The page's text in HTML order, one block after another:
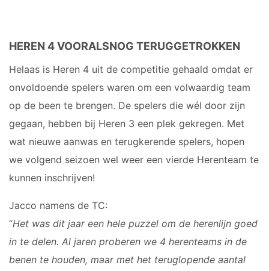
Meisjes B1
Meisjes B3
Meisjes B4
Mix C1
VOLLEYSTARS
Volleystars Level 4-1
Volleystars Level 4-2
Volleystars Level 4-3
Volleystars Level 5-1
HEREN 4 VOORALSNOG TERUGGETROKKEN
Helaas is Heren 4 uit de competitie gehaald omdat er
onvoldoende spelers waren om een volwaardig team
op de been te brengen. De spelers die wél door zijn
gegaan, hebben bij Heren 3 een plek gekregen. Met
wat nieuwe aanwas en terugkerende spelers, hopen
we volgend seizoen wel weer een vierde Herenteam te
kunnen inschrijven!
Jacco namens de TC:
“Het was dit jaar een hele puzzel om de herenlijn goed
in te delen. Al jaren proberen we 4 herenteams in de
benen te houden, maar met het teruglopende aantal